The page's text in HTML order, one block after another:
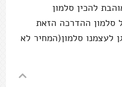
להכין סלמון
סלמון ההדרכה הזאת
לעצמנו סלמון(המחיר לא